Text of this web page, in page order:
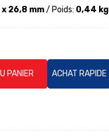
x 26,8 mm/ Poids: 0,44 kg
PANIER ACHAT RAPIDE